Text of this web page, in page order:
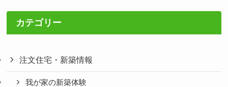
カテゴリー
注文住宅・新築情報
我が家の新築体験